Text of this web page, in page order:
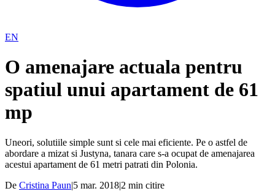
EN
O amenajare actuala pentru
spatiul unui apartament de 61
mp
Uneori, solutiile simple sunt si cele mai eficiente. Pe o astfel de
abordare a mizat si Justyna, tanara care s-a ocupat de amenajarea
acestui apartament de 61 metri patrati din Polonia.
De Cristina Paun|5 mar. 2018|2 min citire